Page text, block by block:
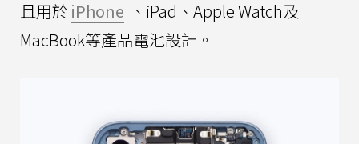
且用於 iPhone 、iPad、Apple Watch及
MacBook等產品電池設計。